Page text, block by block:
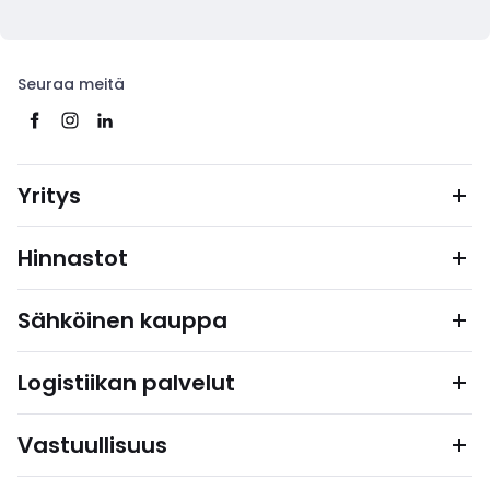
Seuraa meitä
Yritys
Hinnastot
Sähköinen kauppa
Logistiikan palvelut
Vastuullisuus